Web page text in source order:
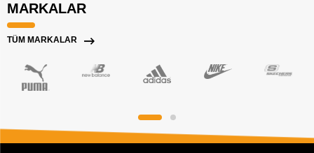
MARKALAR
TÜM MARKALAR